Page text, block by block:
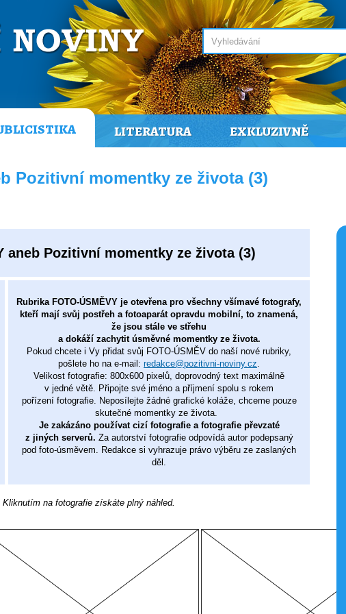
LITERATURA EXKLUZIVNĚ
Pozitivní momentky ze života (3)
aneb Pozitivní momentky ze života (3)
Rubrika FOTO-ÚSMĚVY je otevřena pro všechny všímavé fotografy,
kteří mají svůj postřeh a fotoaparát opravdu mobilní, to znamená,
že jsou stále ve střehu
a dokáží zachytit úsměvné momentky ze života.
Pokud chcete i Vy přidat svůj FOTO-ÚSMĚV do naší nové rubriky,
pošlete ho na e-mail: redakce@pozitivni-noviny.cz.
Velikost fotografie: 800x600 pixelů, doprovodný text maximálně
v jedné větě. Připojte své jméno a příjmení spolu s rokem
pořízení fotografie. Neposílejte žádné grafické koláže, chceme pouze
skutečné momentky ze života.
Je zakázáno používat cizí fotografie a fotografie převzaté
z jiných serverů. Za autorství fotografie odpovídá autor podepsaný
pod foto-úsměvem. Redakce si vyhrazuje právo výběru ze zaslaných
děl.
Kliknutím na fotografie získáte plný náhled.